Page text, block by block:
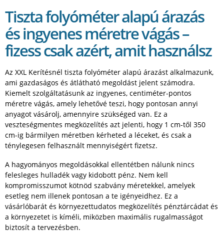
Tiszta folyóméter alapú árazás
és ingyenes méretre vágás –
fizess csak azért, amit használsz
Az XXL Kerítésnél tiszta folyóméter alapú árazást alkalmazunk,
ami gazdaságos és átlátható megoldást jelent számodra.
Kiemelt szolgáltatásunk az ingyenes, centiméter-pontos
méretre vágás, amely lehetővé teszi, hogy pontosan annyi
anyagot vásárolj, amennyire szükséged van. Ez a
veszteségmentes megközelítés azt jelenti, hogy 1 cm-től 350
cm-ig bármilyen méretben kérheted a léceket, és csak a
ténylegesen felhasznált mennyiségért fizetsz.
A hagyományos megoldásokkal ellentétben nálunk nincs
felesleges hulladék vagy kidobott pénz. Nem kell
kompromisszumot kötnöd szabvány méretekkel, amelyek
esetleg nem illenek pontosan a te igényeidhez. Ez a
vásárlóbarát és környezettudatos megközelítés pénztárcádat és
a környezetet is kíméli, miközben maximális rugalmasságot
biztosít a tervezésben.